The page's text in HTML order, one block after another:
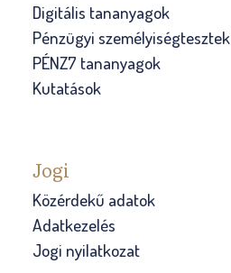
Digitális tananyagok
Pénzügyi személyiségtesztek
PÉNZ7 tananyagok
Kutatások
Jogi
Közérdekű adatok
Adatkezelés
Jogi nyilatkozat